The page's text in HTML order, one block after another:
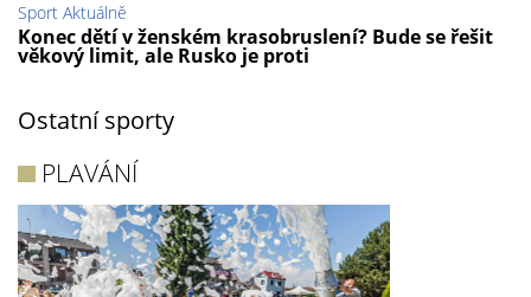
Sport Aktuálně
Konec dětí v ženském krasobruslení? Bude se řešit
věkový limit, ale Rusko je proti
Ostatní sporty
PLAVÁNÍ